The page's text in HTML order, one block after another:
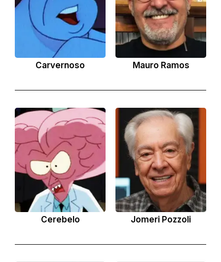
Carvernoso Mauro Ramos
Cerebelo Jomeri Pozzoli